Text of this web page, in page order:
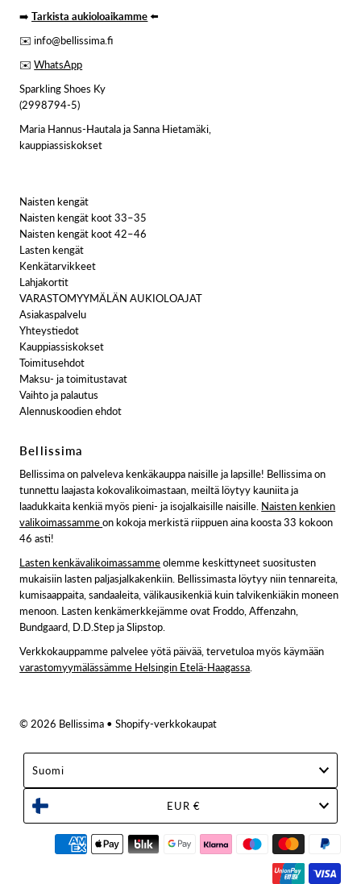
➡️Tarkista aukioloaikamme⬅️
✉️ info@bellissima.fi
✉️WhatsApp
Sparkling Shoes Ky
(2998794-5)
Maria Hannus-Hautala ja Sanna Hietamäki,
kauppiassiskokset
Naisten kengät
Naisten kengät koot 33–35
Naisten kengät koot 42–46
Lasten kengät
Kenkätarvikkeet
Lahjakortit
VARASTOMYYMÄLÄN AUKIOLOAJAT
Asiakaspalvelu
Yhteystiedot
Kauppiassiskokset
Toimitusehdot
Maksu- ja toimitustavat
Vaihto ja palautus
Alennuskoodien ehdot
Bellissima
Bellissima on palveleva kenkäkauppa naisille ja lapsille! Bellissima on
tunnettu laajasta kokovalikoimastaan, meiltä löytyy kauniita ja
laadukkaita kenkiä myös pieni- ja isojalkaisille naisille. Naisten kenkien
valikoimassammeon kokoja merkistä riippuen aina koosta 33 kokoon
46 asti!
Lasten kenkävalikoimassammeolemme keskittyneet suositusten
mukaisiin lasten paljasjalkakenkiin. Bellissimasta löytyy niin tennareita,
kumisaappaita, sandaaleita, välikausikenkiä kuin talvikenkiäkin moneen
menoon. Lasten kenkämerkkejämme ovat Froddo, Affenzahn,
Bundgaard, D.D.Step ja Slipstop.
Verkkokauppamme palvelee yötä päivää, tervetuloa myös käymään
varastomyymälässämme Helsingin Etelä-Haagassa
© 2026 Bellissima • Shopify-verkkokaupat
Suomi
EUR €